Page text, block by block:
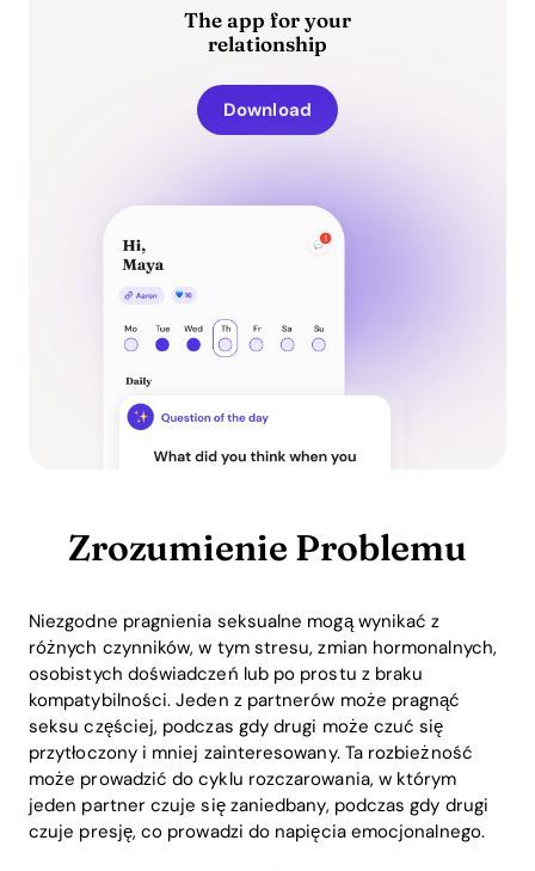
The app for your
relationship
Download
Zrozumienie Problemu
Niezgodne pragnienia seksualne mogą wynikać z
różnych czynników, w tym stresu, zmian hormonalnych,
osobistych doświadczeń lub po prostu z braku
kompatybilności. Jeden z partnerów może pragnąć
seksu częściej, podczas gdy drugi może czuć się
przytłoczony i mniej zainteresowany. Ta rozbieżność
może prowadzić do cyklu rozczarowania, w którym
jeden partner czuje się zaniedbany, podczas gdy drugi
czuje presję, co prowadzi do napięcia emocjonalnego.